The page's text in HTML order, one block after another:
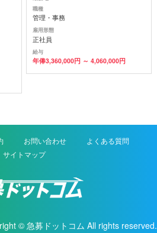
職種
管理・事務
雇用形態
正社員
給与
年俸3,360,000円 ～ 4,060,000円
お問い合わせ
よくある質問
サイトマップ
© 急募ドットコム All rights reserved.